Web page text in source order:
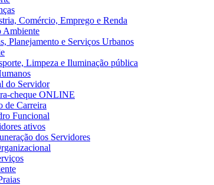
Comércio, Emprego e Renda
Ambiente
Planejamento e Serviços Urbanos
Limpeza e Iluminação pública
do Servidor
cheque ONLINE
de Carreira
Funcional
ativos
dos Servidores